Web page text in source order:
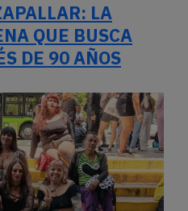
LA
QUE BUSCA
DE 90 AÑOS